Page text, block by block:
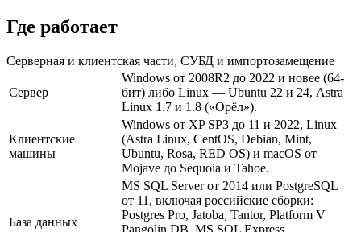
Где работает
Серверная и клиентская части, СУБД и импортозамещение
Сервер
Windows от 2008R2 до 2022 и новее (64-
бит) либо Linux — Ubuntu 22 и 24, Astra
Linux 1.7 и 1.8 («Орёл»).
Клиентские
машины
Windows от XP SP3 до 11 и 2022, Linux
(Astra Linux, CentOS, Debian, Mint,
Ubuntu, Rosa, RED OS) и macOS от
Mojave до Sequoia и Tahoe.
База данных
MS SQL Server от 2014 или PostgreSQL
от 11, включая российские сборки:
Postgres Pro, Jatoba, Tantor, Platform V
Pangolin DB. MS SQL Express,